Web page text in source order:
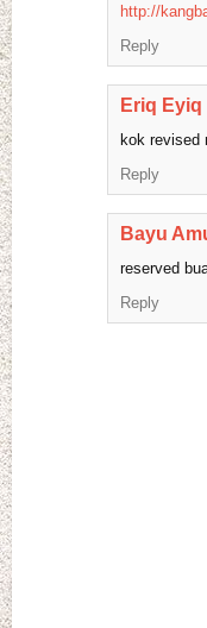
http://
Reply
Eriq Eyiq
kok revised
Reply
Bayu
reserved
Reply